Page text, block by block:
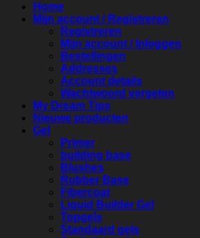
Home
Mijn account / Registreren
Registreren
Mijn account / Inloggen
Bestellingen
Addresses
Account details
Wachtwoord vergeten
My Dream Tips
Nieuwe producten
Gel
Primer
building base
Blushes
Rubber Base
Fibercoat
Liquid Builder Gel
Topgels
Standaard gels